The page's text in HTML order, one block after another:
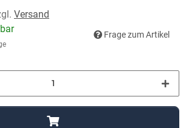
Versand
Frage zum Artikel